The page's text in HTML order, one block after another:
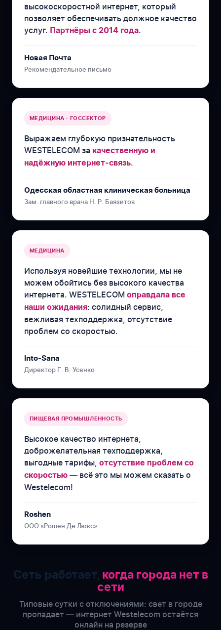
высокоскоростной интернет, который
позволяет обеспечивать должное качество
услуг. Партнёры с 2014 года.
Новая Почта
Рекомендательное письмо
МЕДИЦИНА · ГОССЕКТОР
Выражаем глубокую признательность
WESTELECOM за качественную и
надёжную интернет-связь.
Одесская областная клиническая больница
Зам. главного врача Н. Р. Баязитов
МЕДИЦИНА
Используя новейшие технологии, мы не
можем обойтись без высокого качества
интернета. WESTELECOM оправдала все
наши ожидания: солидный сервис,
вежливая техподдержка, отсутствие
проблем со скоростью.
Into-Sana
Директор Г. В. Усенко
ПИЩЕВАЯ ПРОМЫШЛЕННОСТЬ
Высокое качество интернета,
доброжелательная техподдержка,
выгодные тарифы, отсутствие проблем со
скоростью — всё это мы можем сказать о
Westelecom!
Roshen
ООО «Рошен Де Люкс»
Сеть работает, когда города нет в
сети
Типовые сутки с отключениями: свет в городе
пропадает — интернет Westelecom остаётся
онлайн на резерве